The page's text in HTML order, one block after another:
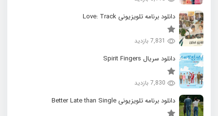
دانلود برنامه تلویزیونی Love: Track
7,831 بازدید
دانلود سریال Spirit Fingers
7,830 بازدید
دانلود برنامه تلویزیونی Better Late than Single